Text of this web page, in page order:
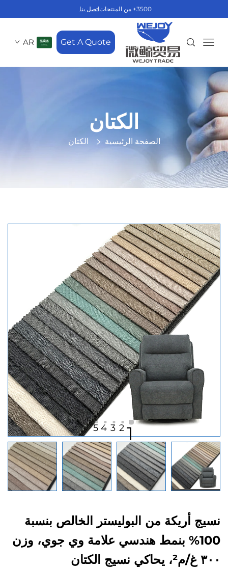
3500+ من المنتجات اتصل بنا
Get A Quote
AR
الكتان
الصفحة الرئيسية الكتان
1
2
3
4
5
نسيج أريكة من البوليستر الخالص بنسبة
100% بنمط هندسي علامة وي جوي، وزن
٣٠٠ غ/م²، يحاكي نسيج الكتان